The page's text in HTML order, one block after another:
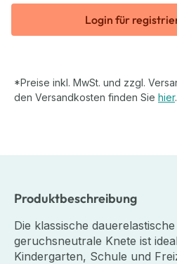
Login für
*Preise inkl. MwSt. und zzgl.
den Versandkosten finden Sie hier.
Produktbeschreibung
Die klassische
geruchsneutrale Knete ist
Kindergarten, Schule und